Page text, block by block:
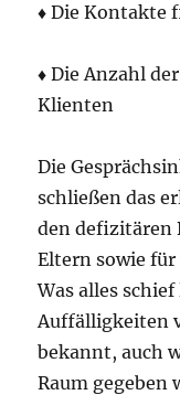
♦ Die Kontakte
♦ Die Anzahl
Klienten
Die
schließen das
den defizitären
Eltern sowie
Was alles
Auffälligkeiten
bekannt, auch
Raum gegeben